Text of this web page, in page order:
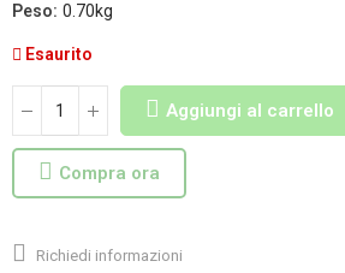
Peso: 0.70kg
Esaurito
Aggiungi al carrello
Compra ora
Richiedi informazioni